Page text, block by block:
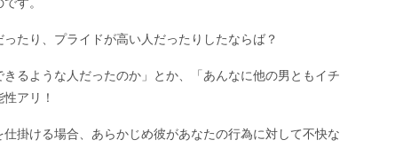
たり、プライドが高い人だったりしたならば？
るような人だったのか」とか、「あんなに他の男ともイチ
アリ！
掛ける場合、あらかじめ彼があなたの行為に対して不快な